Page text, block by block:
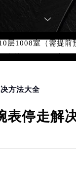
室（需提前预约）
层C1-1室（需提前预
层1008室（需提前
楼35层3508室（
室（需提前预约）
润万象城）17层
5室（需提前预约）
方法大全
表停走解